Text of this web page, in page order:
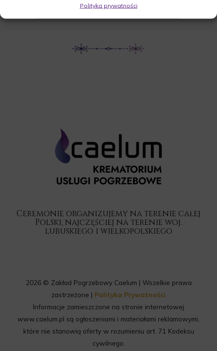
Polityka prywatności
POBIERZ POWIADOMIENIE SMS
Ceremonie organizujemy na terenie całej
Polski, najczęściej na terenie woj.
lubuskiego i wielkopolskiego
2026 © Zakład Pogrzebowy Caelum | Wszelkie prawa
zastrzeżone | Polityka Prywatności
Informacje zamieszczone na stronie internetowej
www.caelum.pl są ogłoszeniami i materiałami reklamowymi,
które nie stanowią oferty w rozumieniu art. 71 Kodeksu
cywilnego.